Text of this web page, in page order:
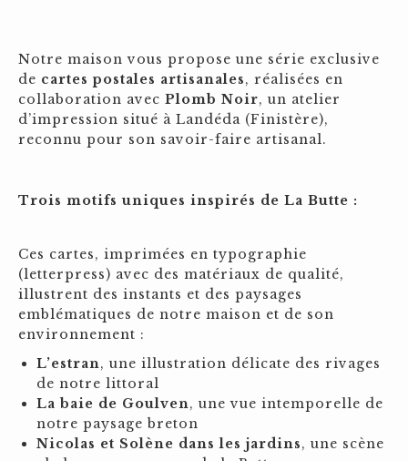
Notre maison vous propose une série exclusive
de cartes postales artisanales, réalisées en
collaboration avec Plomb Noir, un atelier
d’impression situé à Landéda (Finistère),
reconnu pour son savoir-faire artisanal.
Trois motifs uniques inspirés de La Butte :
Ces cartes, imprimées en typographie
(letterpress) avec des matériaux de qualité,
illustrent des instants et des paysages
emblématiques de notre maison et de son
environnement :
L’estran, une illustration délicate des rivages
de notre littoral
La baie de Goulven, une vue intemporelle de
notre paysage breton
Nicolas et Solène dans les jardins, une scène